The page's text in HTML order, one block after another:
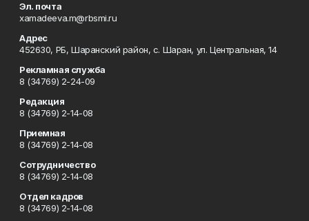
Эл. почта
xamadeeva.m@rbsmi.ru
Адрес
452630, РБ, Шаранский район, с. Шаран, ул. Центральная, 14
Рекламная служба
8 (34769) 2-24-09
Редакция
8 (34769) 2-14-08
Приемная
8 (34769) 2-14-08
Сотрудничество
8 (34769) 2-14-08
Отдел кадров
8 (34769) 2-14-08